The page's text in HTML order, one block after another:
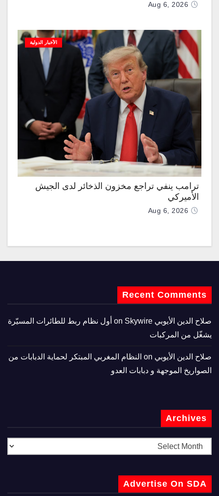
Aug 6, 2026
الأخبار الدولية
ترامب ينفي تراجع مخزون الذخائر لدى الجيش
الأميركي
Aug 6, 2026
Recent Comments
صلاح الدين الأيوبي
Skywire أول نظام ربط للطائرات المسيّرة
يشغّل من المركبات
صلاح الدين الأيوبي
النظام المغربي المبتكر لحماية الدبابات من
الصواريخ الموجهة و دبابات العدو
Archives
Advertise On SDA